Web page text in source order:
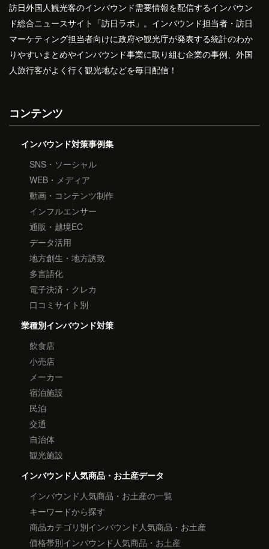
訪日外国人観光客のインバウンド需要情報を配信するインバウン
ド総合ニュースサイト「訪日ラボ」。インバウンド担当者・訪日
マーケティング担当者向けに政府や観光庁が発表する統計のわか
りやすいまとめやインバウンド事業に取り組む企業の事例、外国
人旅行客がよく行く観光地などを毎日配信！
コンテンツ
インバウンド対策事例集
SNS・ソーシャル
WEB・メディア
動画・コンテンツ制作
インフルエンサー
通販・越境EC
データ活用
地方創生・地方誘致
多言語化
電子決済・クレカ
口コミサイト別
業種別インバウンド対策
飲食店
小売店
メーカー
宿泊施設
民泊
交通
自治体
観光施設
インバウンド人気商品・お土産データ
インバウンド人気商品・お土産の一覧
キーワードから探す
商品カテゴリ別インバウンド人気商品・お土産
価格帯別インバウンド人気商品・お土産